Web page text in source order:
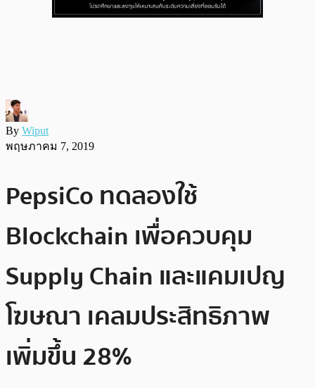
By Wiput
พฤษภาคม 7, 2019
PepsiCo ทดลองใช้
Blockchain เพื่อควบคุม
Supply Chain และแคมเปญ
โฆษณา เคลมประสิทธิภาพ
เพิ่มขึ้น 28%